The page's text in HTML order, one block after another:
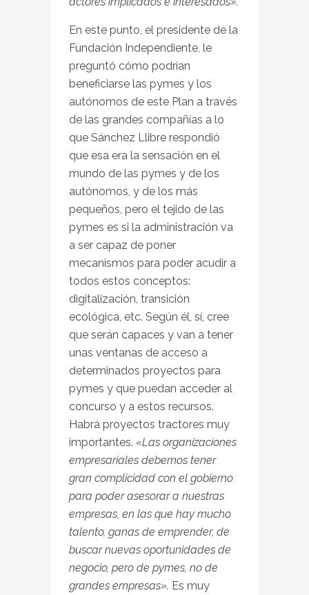
En este punto, el presidente de la
Fundación Independiente, le
preguntó cómo podrían
beneficiarse las pymes y los
autónomos de este Plan a través
de las grandes compañías a lo
que Sánchez Llibre respondió
que esa era la sensación en el
mundo de las pymes y de los
autónomos, y de los más
pequeños, pero el tejido de las
pymes es si la administración va
a ser capaz de poner
mecanismos para poder acudir a
todos estos conceptos:
digitalización, transición
ecológica, etc. Según él, sí, cree
que serán capaces y van a tener
unas ventanas de acceso a
determinados proyectos para
pymes y que puedan acceder al
concurso y a estos recursos.
Habrá proyectos tractores muy
importantes. «Las organizaciones
empresariales debemos tener
gran complicidad con el gobierno
para poder asesorar a nuestras
empresas, en las que hay mucho
talento, ganas de emprender, de
buscar nuevas oportunidades de
negocio, pero de pymes, no de
grandes empresas». Es muy